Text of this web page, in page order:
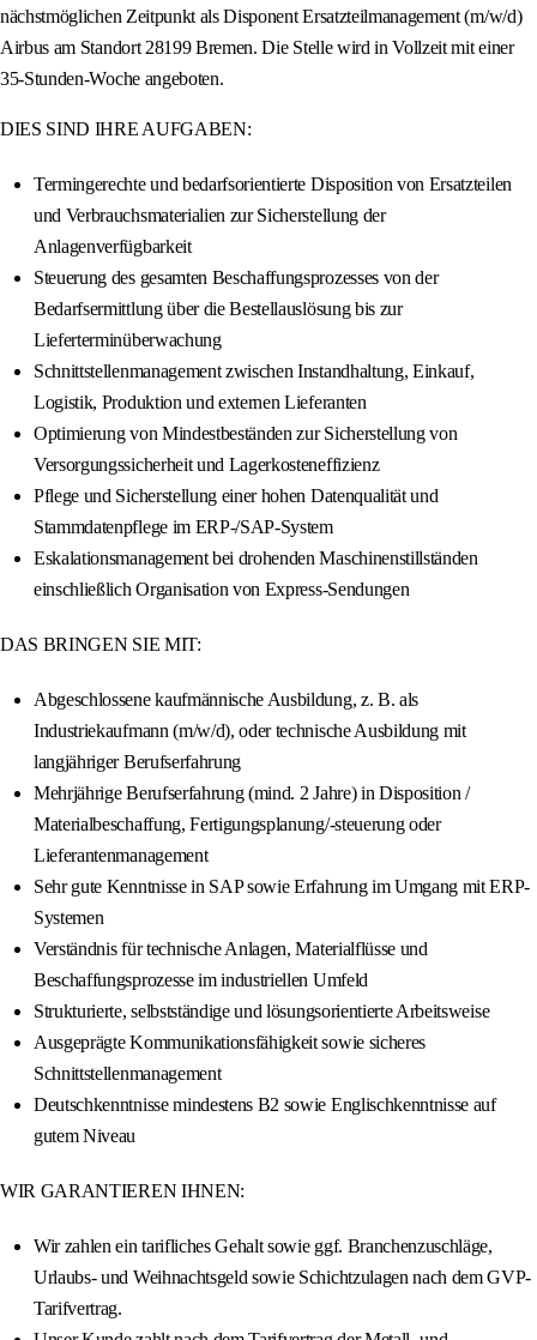
nächstmöglichen Zeitpunkt als Disponent Ersatzteilmanagement (m/w/d)
Airbus am Standort 28199 Bremen. Die Stelle wird in Vollzeit mit einer
35-Stunden-Woche angeboten.
DIES SIND IHRE AUFGABEN:
Termingerechte und bedarfsorientierte Disposition von Ersatzteilen
und Verbrauchsmaterialien zur Sicherstellung der
Anlagenverfügbarkeit
Steuerung des gesamten Beschaffungsprozesses von der
Bedarfsermittlung über die Bestellauslösung bis zur
Lieferterminüberwachung
Schnittstellenmanagement zwischen Instandhaltung, Einkauf,
Logistik, Produktion und externen Lieferanten
Optimierung von Mindestbeständen zur Sicherstellung von
Versorgungssicherheit und Lagerkosteneffizienz
Pflege und Sicherstellung einer hohen Datenqualität und
Stammdatenpflege im ERP-/SAP-System
Eskalationsmanagement bei drohenden Maschinenstillständen
einschließlich Organisation von Express-Sendungen
DAS BRINGEN SIE MIT:
Abgeschlossene kaufmännische Ausbildung, z. B. als
Industriekaufmann (m/w/d), oder technische Ausbildung mit
langjähriger Berufserfahrung
Mehrjährige Berufserfahrung (mind. 2 Jahre) in Disposition /
Materialbeschaffung, Fertigungsplanung/-steuerung oder
Lieferantenmanagement
Sehr gute Kenntnisse in SAP sowie Erfahrung im Umgang mit ERP-
Systemen
Verständnis für technische Anlagen, Materialflüsse und
Beschaffungsprozesse im industriellen Umfeld
Strukturierte, selbstständige und lösungsorientierte Arbeitsweise
Ausgeprägte Kommunikationsfähigkeit sowie sicheres
Schnittstellenmanagement
Deutschkenntnisse mindestens B2 sowie Englischkenntnisse auf
gutem Niveau
WIR GARANTIEREN IHNEN:
Wir zahlen ein tarifliches Gehalt sowie ggf. Branchenzuschläge,
Urlaubs- und Weihnachtsgeld sowie Schichtzulagen nach dem GVP-
Tarifvertrag.